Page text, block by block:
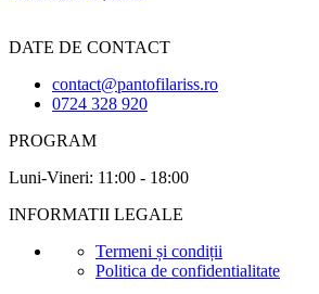
DATE DE CONTACT
contact@pantofilariss.ro
0724 328 920
PROGRAM
Luni-Vineri: 11:00 - 18:00
INFORMATII LEGALE
Termeni și condiții
Politica de confidentialitate